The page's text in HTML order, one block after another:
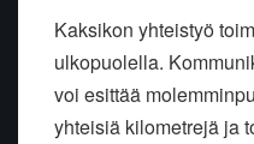
Kaksikon yhteistyö
ulkopuolella.
voi esittää
yhteisiä kilometrejä ja